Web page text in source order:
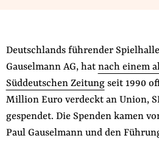
Presse
Appelle unterzeichnen
Kontakt
Impressum
Deutschlands führender
Gauselmann AG, hat nach einem
Süddeutschen Zeitungseit 1990
Million Euro verdeckt an Union,
gespendet. Die Spenden kamen
Paul Gauselmann und den